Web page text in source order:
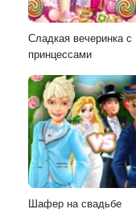
Сладкая вечеринка с
принцессами
Шафер на свадьбе